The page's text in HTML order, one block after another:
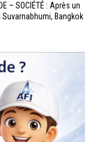
– SOCIÉTÉ : Après un
Bangkok